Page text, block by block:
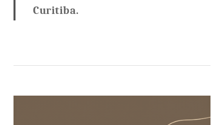
Curitiba.